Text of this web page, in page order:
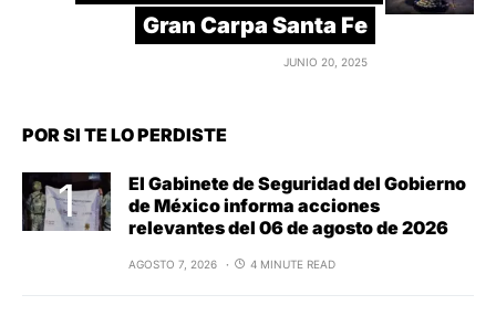
Gran Carpa Santa Fe
JUNIO 20, 2025
POR SI TE LO PERDISTE
El Gabinete de Seguridad del Gobierno
de México informa acciones
relevantes del 06 de agosto de 2026
AGOSTO 7, 2026 4 MINUTE READ